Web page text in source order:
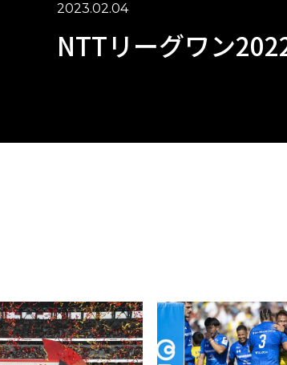
2023.02.04
NTTリーグワン